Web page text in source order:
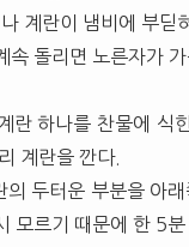
계란이 냄비에 부딛
속 돌리면 노른자가
란 하나를 찬물에 식
계란을 깐다.
의 두터운 부분을 아
모르기 때문에 한 5분